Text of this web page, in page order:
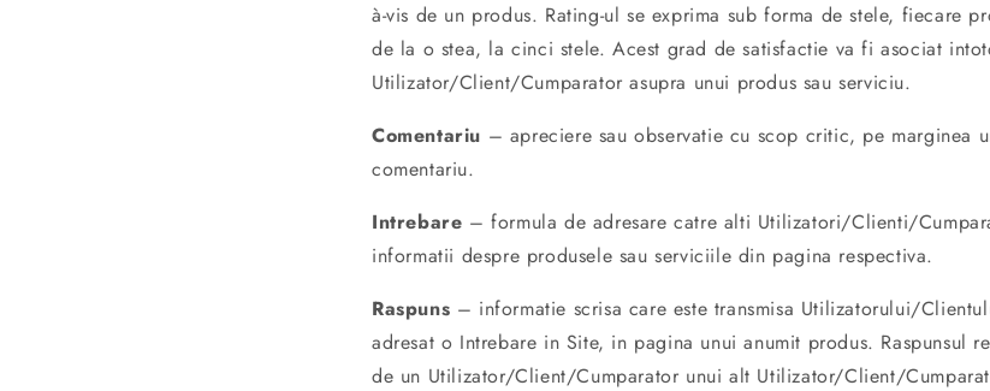
à-vis de un produs. Rating-ul se exprima sub forma de stele, fiecare
de la o stea, la cinci stele. Acest grad de satisfactie va fi asociat
Utilizator/Client/Cumparator asupra unui produs sau serviciu.
Comentariu – apreciere sau observatie cu scop critic, pe marginea
comentariu.
Intrebare – formula de adresare catre alti Utilizatori/Clienti/
informatii despre produsele sau serviciile din pagina respectiva.
Raspuns – informatie scrisa care este transmisa Utilizatorului/
adresat o Intrebare in Site, in pagina unui anumit produs. Raspunsul
de un Utilizator/Client/Cumparator unui alt Utilizator/Client/